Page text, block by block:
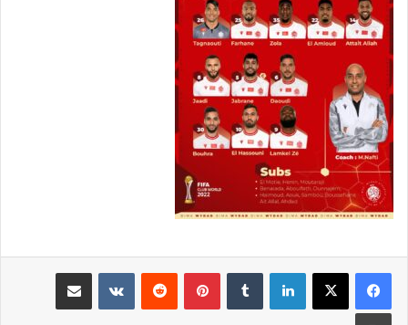
لينكدإن بينتيريست
مشاركة عبر البريد
طباعة